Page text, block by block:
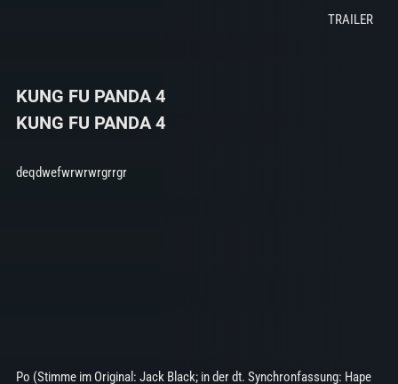
KUNG FU PANDA 4
KUNG FU PANDA 4
deqdwefwrwrwrgrrgr
Po (Stimme im Original: Jack Black; in der dt. Synchronfassung: Hape